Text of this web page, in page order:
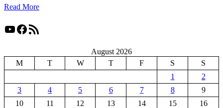
Read More
YouTube
Facebook
RSS Feed
August 2026
M
T W T F S
S
1
2
3
4 5 6 7 8
9
10
11 12 13 14 15
16